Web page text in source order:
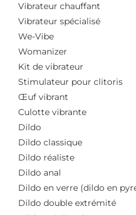
Vibrateur chauffant
Vibrateur spécialisé
We-Vibe
Womanizer
Kit de vibrateur
Stimulateur pour clitoris
Œuf vibrant
Culotte vibrante
Dildo
Dildo classique
Dildo réaliste
Dildo anal
Dildo en verre (dildo en
Dildo double extrémité